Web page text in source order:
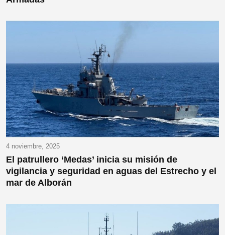
4 noviembre, 2025
El patrullero ‘Medas’ inicia su misión de
vigilancia y seguridad en aguas del Estrecho y el
mar de Alborán